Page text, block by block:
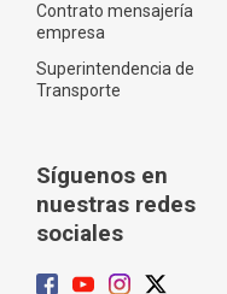
Contrato mensajería
empresa
Superintendencia de
Transporte
Síguenos en
nuestras redes
sociales